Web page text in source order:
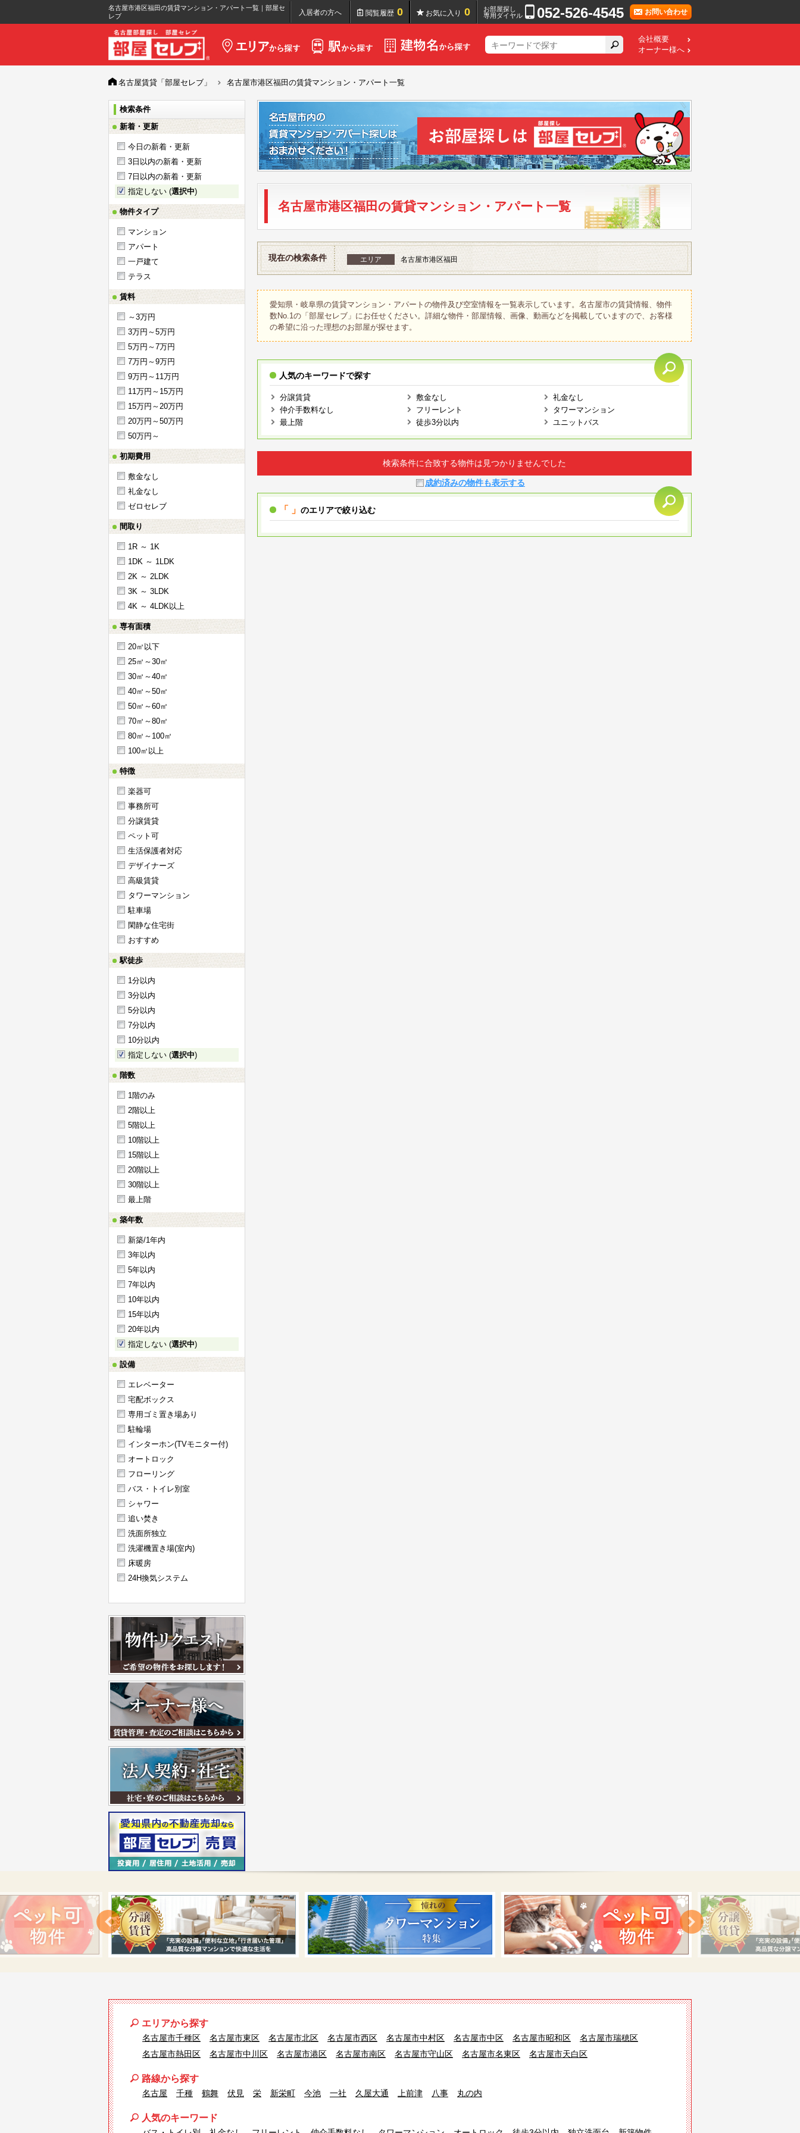
名古屋市港区福田の賃貸マンション・アパート一覧｜部屋セ
レブ
入居者の方へ 閲覧履歴 0 お気に入り 0
お部屋探し
専用ダイヤル
052-526-4545 お問い合わせ
会社概要
オーナー様へ
名古屋賃貸「部屋セレブ」 名古屋市港区福田の賃貸マンション・アパート一覧
検索条件
新着・更新
今日の新着・更新
3日以内の新着・更新
7日以内の新着・更新
指定しない (選択中)
物件タイプ
マンション
アパート
一戸建て
テラス
賃料
～3万円
3万円～5万円
5万円～7万円
7万円～9万円
9万円～11万円
11万円～15万円
15万円～20万円
20万円～50万円
50万円～
初期費用
敷金なし
礼金なし
ゼロセレブ
間取り
1R ～ 1K
1DK ～ 1LDK
2K ～ 2LDK
3K ～ 3LDK
4K ～ 4LDK以上
専有面積
20㎡以下
25㎡～30㎡
30㎡～40㎡
40㎡～50㎡
50㎡～60㎡
70㎡～80㎡
80㎡～100㎡
100㎡以上
特徴
楽器可
事務所可
分譲賃貸
ペット可
生活保護者対応
デザイナーズ
高級賃貸
タワーマンション
駐車場
閑静な住宅街
おすすめ
駅徒歩
1分以内
3分以内
5分以内
7分以内
10分以内
指定しない (選択中)
階数
1階のみ
2階以上
5階以上
10階以上
15階以上
20階以上
30階以上
最上階
築年数
新築/1年内
3年以内
5年以内
7年以内
10年以内
15年以内
20年以内
指定しない (選択中)
設備
エレベーター
宅配ボックス
専用ゴミ置き場あり
駐輪場
インターホン(TVモニター付)
オートロック
フローリング
バス・トイレ別室
シャワー
追い焚き
洗面所独立
洗濯機置き場(室内)
床暖房
24H換気システム
名古屋市港区福田の賃貸マンション・アパート一覧
現在の検索条件 エリア 名古屋市港区福田
愛知県・岐阜県の賃貸マンション・アパートの物件及び空室情報を一覧表示しています。名古屋市の賃貸情報、物件
数No.1の「部屋セレブ」にお任せください。詳細な物件・部屋情報、画像、動画などを掲載していますので、お客様
の希望に沿った理想のお部屋が探せます。
人気のキーワードで探す
分譲賃貸 敷金なし
礼金なし
仲介手数料なし
フリーレント
タワーマンション
最上階
徒歩3分以内 ユニットバス
検索条件に合致する物件は見つかりませんでした
成約済みの物件も表示する
「 」 のエリアで絞り込む
エリアから探す
名古屋市千種区 名古屋市東区 名古屋市北区 名古屋市西区 名古屋市中村区 名古屋市中区 名古屋市昭和区
名古屋市瑞穂区
名古屋市熱田区
名古屋市中川区 名古屋市港区 名古屋市南区 名古屋市守山区 名古屋市名東区 名古屋市天白区
路線から探す
名古屋 千種 鶴舞 伏見 栄 新栄町 今池 一社 久屋大通 上前津 八事 丸の内
人気のキーワード